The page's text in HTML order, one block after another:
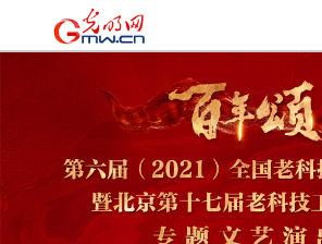
时政 | 国际 时评 | 理论 |
教育 | 经济 | 生活 | 法治 |